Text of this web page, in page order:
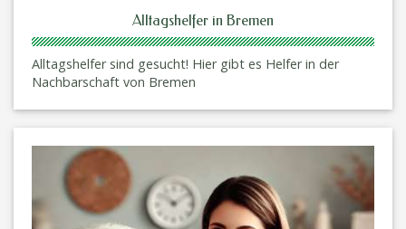
Alltagshelfer in Bremen
Alltagshelfer sind gesucht! Hier gibt es Helfer in der
Nachbarschaft von Bremen